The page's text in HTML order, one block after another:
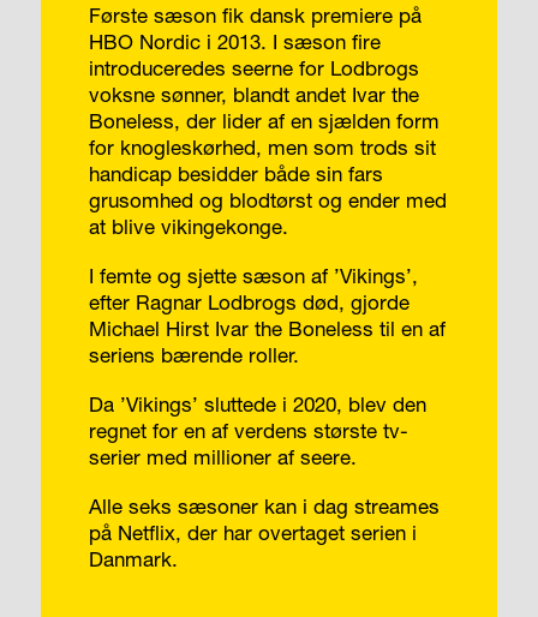
Første sæson fik dansk premiere på
HBO Nordic i 2013. I sæson fire
introduceredes seerne for Lodbrogs
voksne sønner, blandt andet Ivar the
Boneless, der lider af en sjælden form
for knogleskørhed, men som trods sit
handicap besidder både sin fars
grusomhed og blodtørst og ender med
at blive vikingekonge.
I femte og sjette sæson af ’Vikings’,
efter Ragnar Lodbrogs død, gjorde
Michael Hirst Ivar the Boneless til en af
seriens bærende roller.
Da ’Vikings’ sluttede i 2020, blev den
regnet for en af verdens største tv-
serier med millioner af seere.
Alle seks sæsoner kan i dag streames
på Netflix, der har overtaget serien i
Danmark.